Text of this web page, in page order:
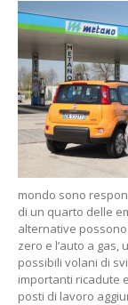
mondo sono
di un quarto delle
alternative
zero e l’auto a gas,
possibili volani di
importanti ricadute
posti di lavoro